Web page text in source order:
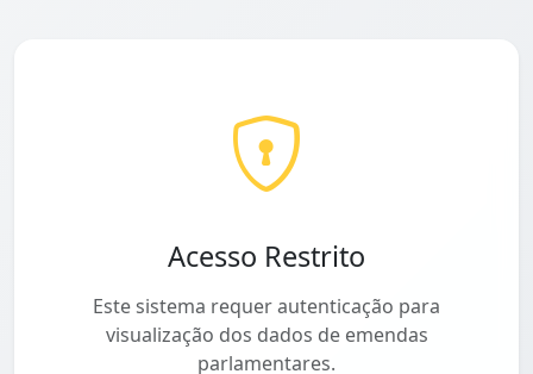
Acesso Restrito
Este sistema requer autenticação para
visualização dos dados de emendas
parlamentares.